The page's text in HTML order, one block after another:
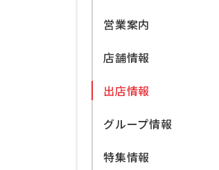
営業案内
店舗情報
出店情報
グループ情報
特集情報